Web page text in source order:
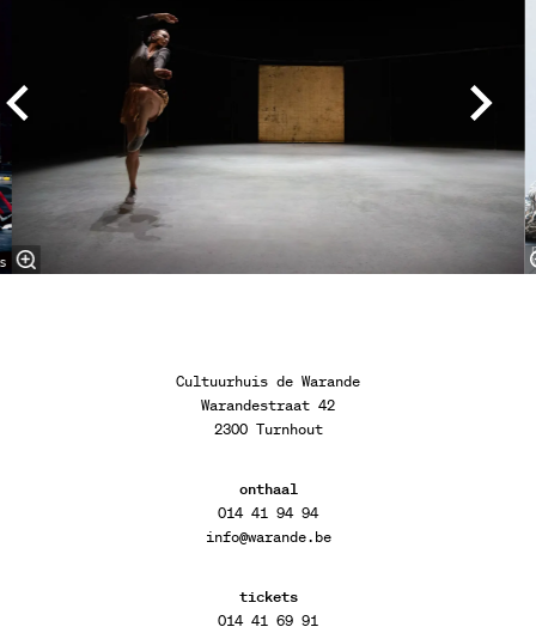
Cultuurhuis de Warande
Warandestraat 42
2300 Turnhout
onthaal
014 41 94 94
info@warande.be
tickets
014 41 69 91